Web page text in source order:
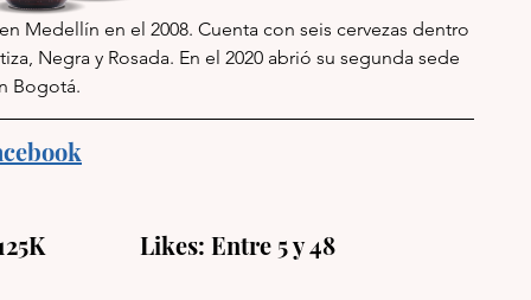
Medellín en el 2008. Cuenta con seis cervezas dentro
Negra y Rosada. En el 2020 abrió su segunda sede
Bogotá.
Likes: Entre 5 y 48